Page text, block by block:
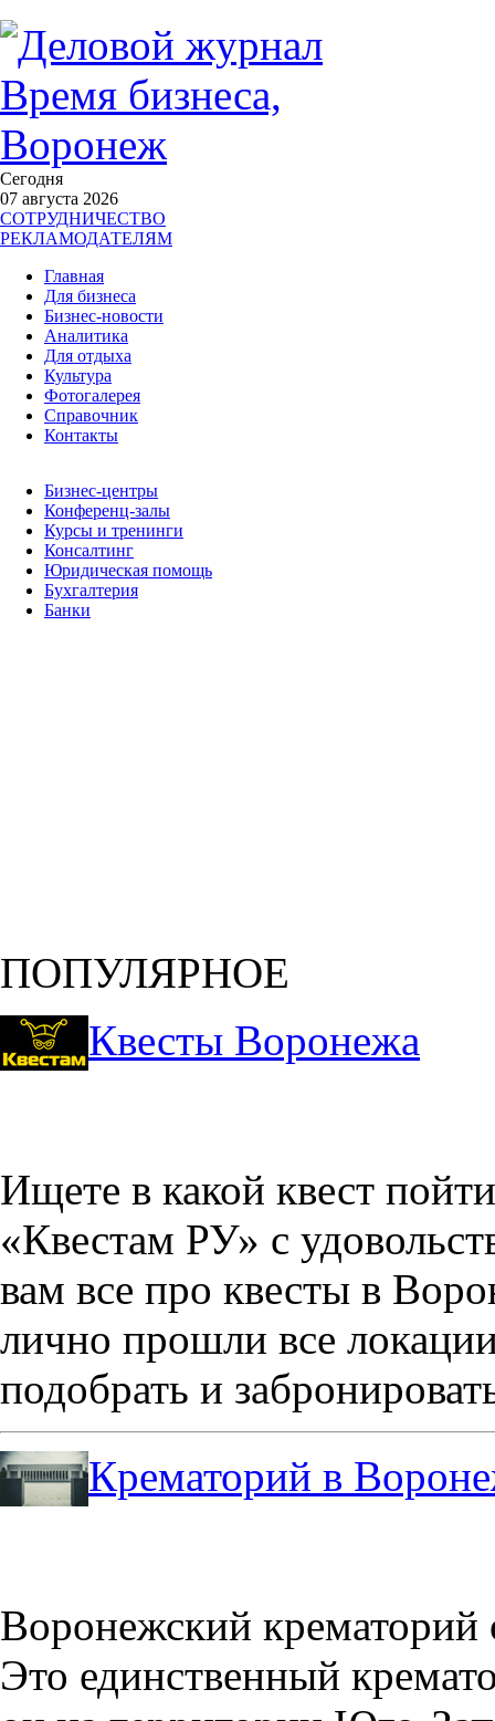
Сегодня
07 августа 2026
СОТРУДНИЧЕСТВО
РЕКЛАМОДАТЕЛЯМ
Главная
Для бизнеса
Бизнес-новости
Аналитика
Для отдыха
Культура
Фотогалерея
Справочник
Контакты
Бизнес-центры
Конференц-залы
Курсы и тренинги
Консалтинг
Юридическая помощь
Бухгалтерия
Банки
ПОПУЛЯРНОЕ
Квесты Воронежа
Ищете в какой квест
«Квестам РУ» с
вам все про квесты в
лично прошли все
подобрать и
Крематорий в
Воронежский крематорий
Это единственный